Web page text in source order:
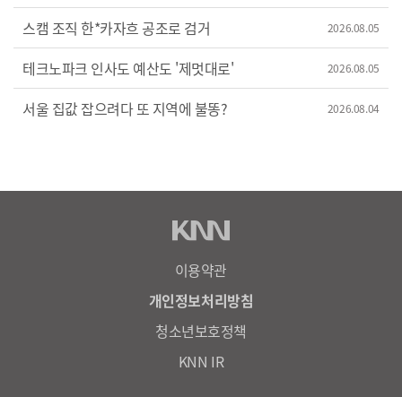
스캠 조직 한*카자흐 공조로 검거 2026.08.05
테크노파크 인사도 예산도 '제멋대로' 2026.08.05
서울 집값 잡으려다 또 지역에 불똥? 2026.08.04
이용약관
개인정보처리방침
청소년보호정책
KNN IR